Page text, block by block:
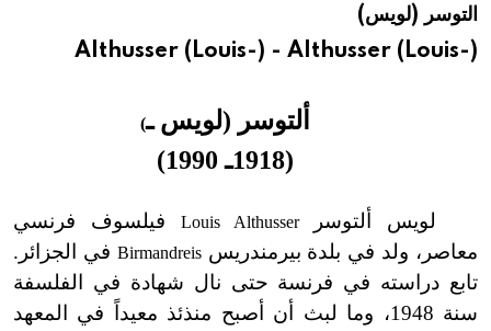
هيئة الموسوعة العربية تطلق موسوعات جديدة في عام 2026التوسر (لويس)
Althusser (Louis-) - Althusser (Louis-)
ألتوسر (لويس ـ(
(1918ـ 1990 )
لويس ألتوسرLouis Althusser
فيلسوف فرنسي
معاصر، ولد في بلدة بيرمندريسBirmandreis في الجزائر.
تابع دراسته في فرنسة حتى نال شهادة في الفلسفة
سنة 1948، وما لبث أن أصبح منذئذ معيداً في المعهد